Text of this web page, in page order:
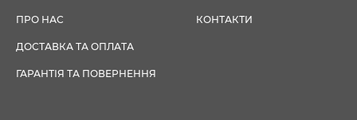
ПРО НАС
ДОСТАВКА ТА ОПЛАТА
ГАРАНТІЯ ТА ПОВЕРНЕННЯ
КОНТАКТИ